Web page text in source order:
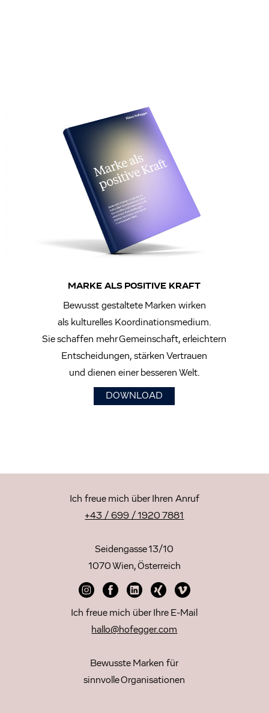
MARKE ALS POSITIVE KRAFT
Bewusst gestaltete Marken wirken
als kulturelles Koordinationsmedium.
Sie schaffen mehr Gemeinschaft, erleichtern
Entscheidungen, stärken Vertrauen
und dienen einer besseren Welt.
DOWNLOAD
Ich freue mich über Ihren Anruf
+43 / 699 / 1920 7881
Seidengasse 13/10
1070 Wien, Österreich
Ich freue mich über Ihre E-Mail
hallo@hofegger.com
Bewusste Marken für
sinnvolle Organisationen